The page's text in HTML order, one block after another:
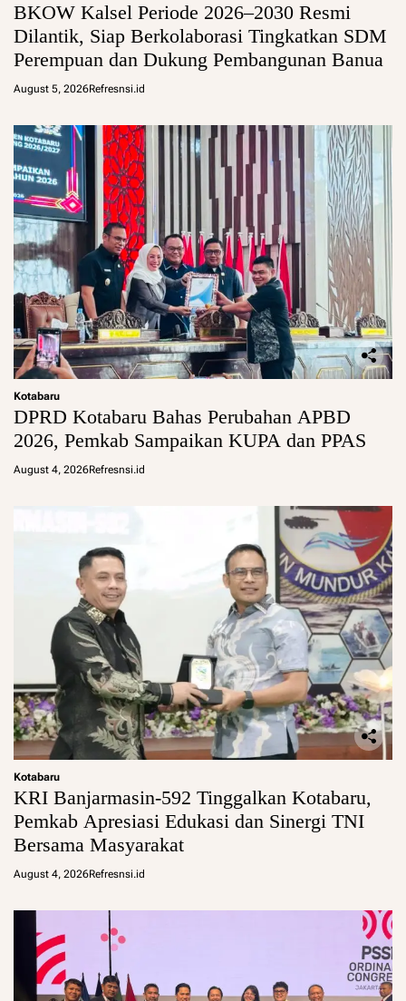
BKOW Kalsel Periode 2026–2030 Resmi
Dilantik, Siap Berkolaborasi Tingkatkan SDM
Perempuan dan Dukung Pembangunan Banua
August 5, 2026Refresnsi.id
Kotabaru
DPRD Kotabaru Bahas Perubahan APBD
2026, Pemkab Sampaikan KUPA dan PPAS
August 4, 2026Refresnsi.id
Kotabaru
KRI Banjarmasin-592 Tinggalkan Kotabaru,
Pemkab Apresiasi Edukasi dan Sinergi TNI
Bersama Masyarakat
August 4, 2026Refresnsi.id